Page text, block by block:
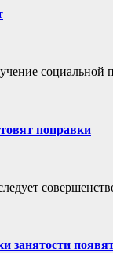
социальной
поправки